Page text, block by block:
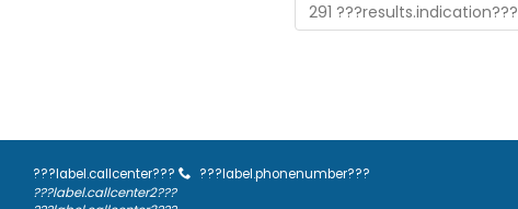
291 ???results.indication???
???label.callcenter???
???label.phonenumber???
???label.callcenter2???